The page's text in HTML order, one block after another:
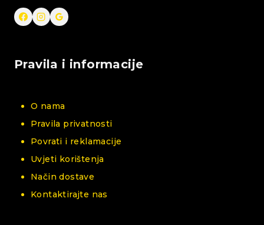
Pravila i informacije
O nama
Pravila privatnosti
Povrati i reklamacije
Uvjeti korištenja
Način dostave
Kontaktirajte nas